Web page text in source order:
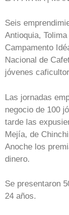
Seis
Antioquia,
Campamento
Nacional de
jóvenes
Las jornadas
negocio de 100
tarde las
Mejía, de
Anoche los
dinero.
Se presentaron
24 años.